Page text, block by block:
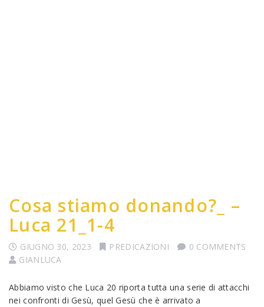
Cosa stiamo donando?_ –
Luca 21_1-4
GIUGNO 30, 2023 PREDICAZIONI
0 COMMENTS
GIANLUCA
Abbiamo visto che Luca 20 riporta tutta una serie di attacchi
nei confronti di Gesù, quel Gesù che è arrivato a